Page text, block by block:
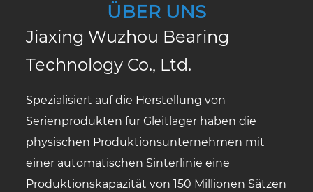
ÜBER UNS
Jiaxing Wuzhou Bearing
Technology Co., Ltd.
Spezialisiert auf die Herstellung von
Serienprodukten für Gleitlager haben die
physischen Produktionsunternehmen mit
einer automatischen Sinterlinie eine
Produktionskapazität von 150 Millionen Sätzen